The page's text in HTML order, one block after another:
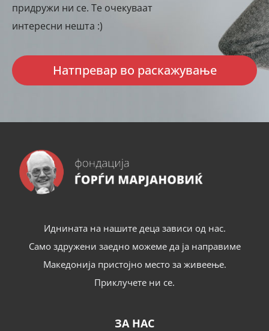
придружи ни се. Те очекуваат
интересни нешта :)
Натпревар во раскажување
Иднината на нашите деца зависи од нас.
Само здружени заедно можеме да ја направиме
Македонија пристојно место за живеење.
Приклучете ни се.
ЗА НАС